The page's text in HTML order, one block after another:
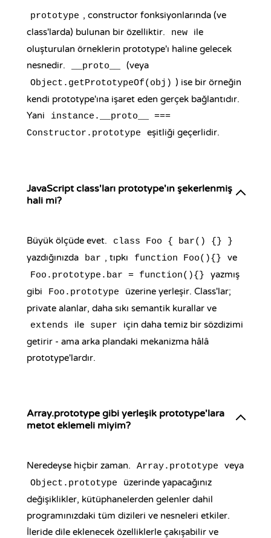
prototype , constructor fonksiyonlarında (ve
class'larda) bulunan bir özelliktir.
new
ile
oluşturulan örneklerin prototype'ı haline gelecek
nesnedir.
__proto__ (veya
Object.getPrototypeOf(obj) ) ise bir örneğin
kendi prototype'ına işaret eden gerçek bağlantıdır.
Yani
instance.__proto__ ===
Constructor.prototype
eşitliği geçerlidir.
JavaScript class'ları prototype'ın şekerlenmiş
hali mi?
Büyük ölçüde evet. class Foo { bar() {} }
yazdığınızda bar , tıpkı function Foo(){} ve
Foo.prototype.bar = function(){}
yazmış
gibi
Foo.prototype
üzerine yerleşir. Class'lar;
private alanlar, daha sıkı semantik kurallar ve
extends ile super
için daha temiz bir sözdizimi
getirir - ama arka plandaki mekanizma hâlâ
prototype'lardır.
Array.prototype gibi yerleşik prototype'lara
metot eklemeli miyim?
Neredeyse hiçbir zaman. Array.prototype veya
Object.prototype
üzerinde yapacağınız
değişiklikler, kütüphanelerden gelenler dahil
programınızdaki tüm dizileri ve nesneleri etkiler.
İleride dile eklenecek özelliklerle çakışabilir ve